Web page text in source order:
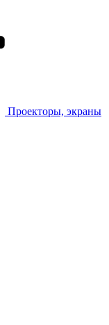
Проекторы, экраны